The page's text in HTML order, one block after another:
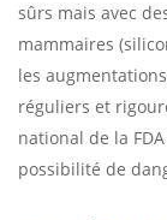
sûrs mais avec
mammaires
les
réguliers et
national de la
possibilité de